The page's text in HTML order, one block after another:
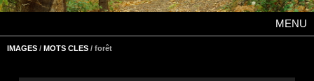
MENU
IMAGES / MOTS CLES / forêt